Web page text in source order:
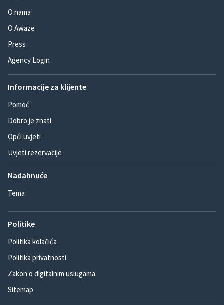
O nama
O Awaze
Press
Agency Login
Informacije za klijente
Pomoć
Dobro je znati
Opći uvjeti
Uvjeti rezervacije
Nadahnuće
Tema
Politike
Politika kolačića
Politika privatnosti
Zakon o digitalnim uslugama
Sitemap